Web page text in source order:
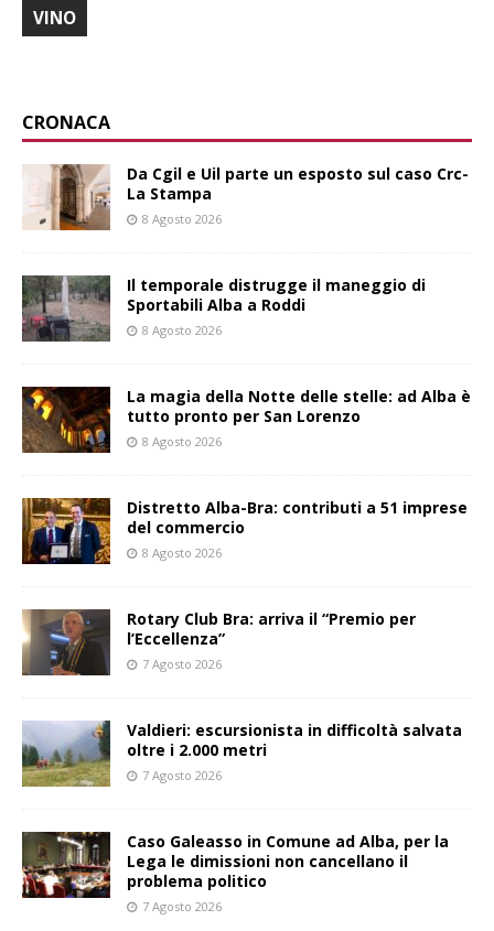
VINO
CRONACA
Da Cgil e Uil parte un esposto sul caso Crc-
La Stampa
8 Agosto 2026
Il temporale distrugge il maneggio di
Sportabili Alba a Roddi
8 Agosto 2026
La magia della Notte delle stelle: ad Alba è
tutto pronto per San Lorenzo
8 Agosto 2026
Distretto Alba-Bra: contributi a 51 imprese
del commercio
8 Agosto 2026
Rotary Club Bra: arriva il “Premio per
l’Eccellenza”
7 Agosto 2026
Valdieri: escursionista in difficoltà salvata
oltre i 2.000 metri
7 Agosto 2026
Caso Galeasso in Comune ad Alba, per la
Lega le dimissioni non cancellano il
problema politico
7 Agosto 2026